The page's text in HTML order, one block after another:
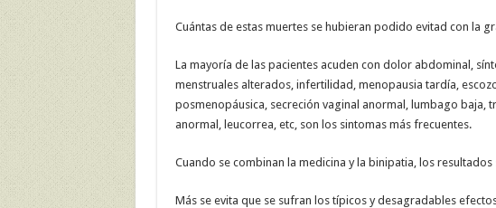
Cuántas de estas muertes se hubieran podido evitad con la
La mayoría de las pacientes acuden con dolor abdominal,
menstruales alterados, infertilidad, menopausia tardía,
posmenopáusica, secreción vaginal anormal, lumbago baja,
anormal, leucorrea, etc, son los sintomas más frecuentes.
Cuando se combinan la medicina y la binipatia, los
Más se evita que se sufran los típicos y desagradables